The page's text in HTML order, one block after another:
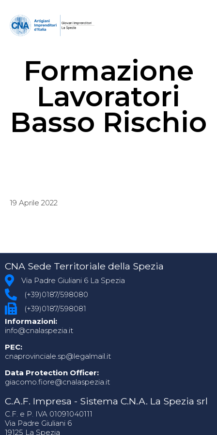
Formazione
Lavoratori
Basso Rischio
19 Aprile 2022
CNA Sede Territoriale della Spezia
Via Padre Giuliani 6 La Spezia
(+39)0187/598080
(+39)0187/598081
Informazioni:
info@cnalaspezia.it
PEC:
cnaprovinciale.sp@legalmail.it
Data Protection Officer:
giacomo.fiore@cnalaspezia.it
C.A.F. Impresa - Sistema C.N.A. La Spezia srl
C.F. e P. IVA 01091040111
Via Padre Giuliani 6
19125 La Spezia